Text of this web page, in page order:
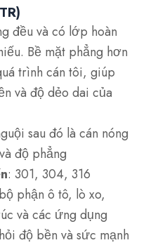
đều và có lớp hoàn
Bề mặt phẳng hơn
trình cán tôi, giúp
và độ dẻo dai của
sau đó là cán nóng
độ phẳng
: 301, 304, 316
phận ô tô, lò xo,
và các ứng dụng
độ bền và sức mạnh